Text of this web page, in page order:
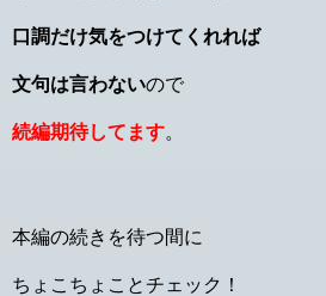
口調だけ気をつけてくれれば
文句は言わないので
続編期待してます。
本編の続きを待つ間に
ちょこちょことチェック！